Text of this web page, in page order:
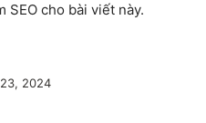
SEO cho bài viết này.
2024